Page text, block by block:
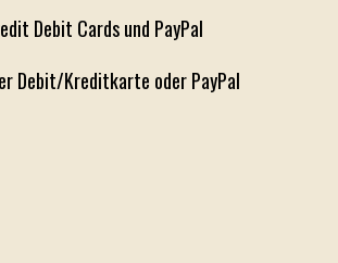
Debit/Kreditkarte oder PayPal